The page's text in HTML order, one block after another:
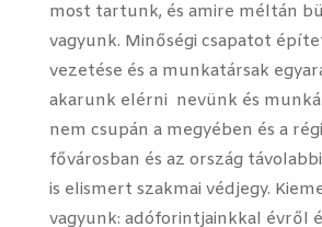
most tartunk, és amire méltán
vagyunk. Minőségi csapatot
vezetése és a munkatársak
akarunk elérni nevünk és
nem csupán a megyében és a
fővárosban és az ország
is elismert szakmai védjegy.
vagyunk: adóforintjainkkal évről